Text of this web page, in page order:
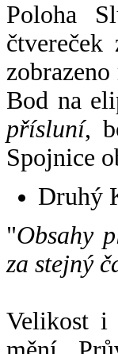
Poloha
Bod na
přísluní,
Spojnice
Druhý
"Obsahy
za stejný
Velikost i